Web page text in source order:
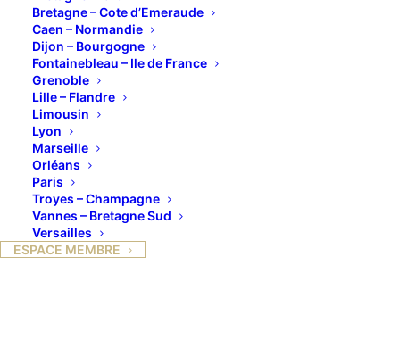
Bretagne – Cote d’Emeraude
Caen – Normandie
Dijon – Bourgogne
Fontainebleau – Ile de France
Grenoble
Lille – Flandre
Limousin
Lyon
Marseille
Orléans
Paris
Troyes – Champagne
Vannes – Bretagne Sud
Versailles
ESPACE MEMBRE